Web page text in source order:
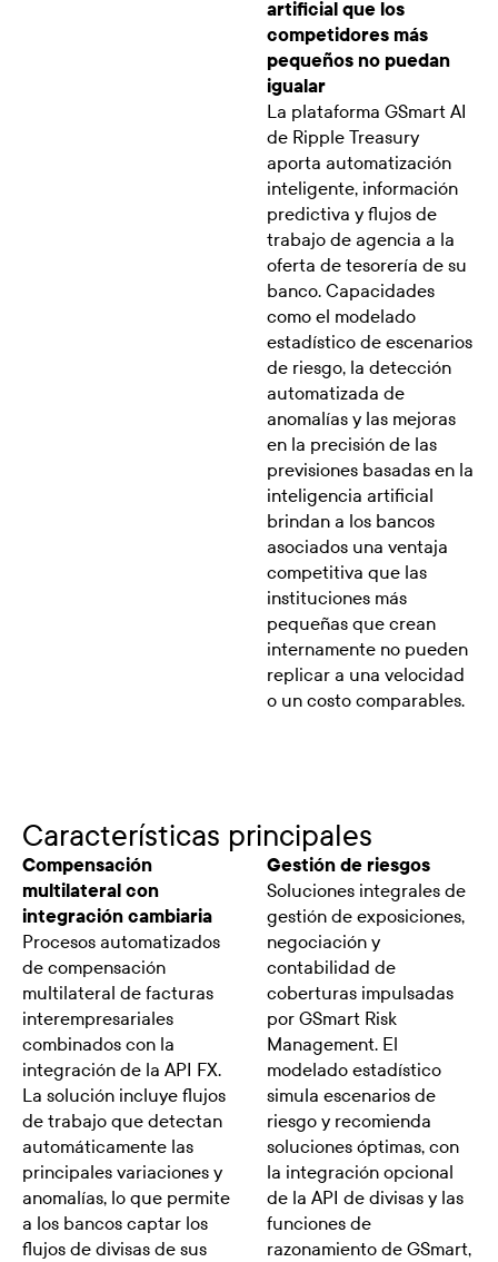
artificial que los
competidores más
pequeños no puedan
igualar
La plataforma GSmart AI
de Ripple Treasury
aporta automatización
inteligente, información
predictiva y flujos de
trabajo de agencia a la
oferta de tesorería de su
banco. Capacidades
como el modelado
estadístico de escenarios
de riesgo, la detección
automatizada de
anomalías y las mejoras
en la precisión de las
previsiones basadas en la
inteligencia artificial
brindan a los bancos
asociados una ventaja
competitiva que las
instituciones más
pequeñas que crean
internamente no pueden
replicar a una velocidad
o un costo comparables.
Características principales
Compensación
multilateral con
integración cambiaria
Procesos automatizados
de compensación
multilateral de facturas
interempresariales
combinados con la
integración de la API FX.
La solución incluye flujos
de trabajo que detectan
automáticamente las
principales variaciones y
anomalías, lo que permite
a los bancos captar los
flujos de divisas de sus
Gestión de riesgos
Soluciones integrales de
gestión de exposiciones,
negociación y
contabilidad de
coberturas impulsadas
por GSmart Risk
Management. El
modelado estadístico
simula escenarios de
riesgo y recomienda
soluciones óptimas, con
la integración opcional
de la API de divisas y las
funciones de
razonamiento de GSmart,